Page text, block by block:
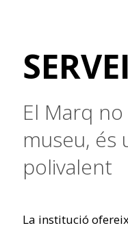
El Marq
museu, és
polivalent
La institució